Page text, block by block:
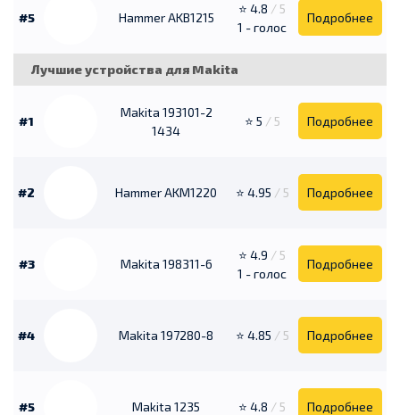
#5 Hammer AKB1215
⭐ 4.8 / 5
1 - голос
Подробнее
Лучшие устройства для Makita
#1
Makita 193101-2
1434
⭐ 5 / 5 Подробнее
#2 Hammer AKM1220 ⭐ 4.95 / 5 Подробнее
#3 Makita 198311-6
⭐ 4.9 / 5
1 - голос
Подробнее
#4 Makita 197280-8 ⭐ 4.85 / 5 Подробнее
#5 Makita 1235 ⭐ 4.8 / 5 Подробнее